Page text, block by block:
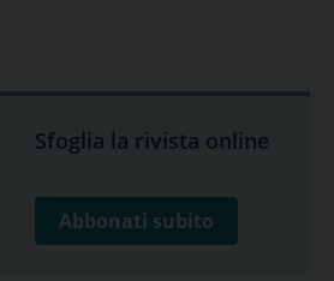
Sfoglia la rivista online
Abbonati subito